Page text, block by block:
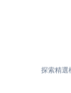
探索精選